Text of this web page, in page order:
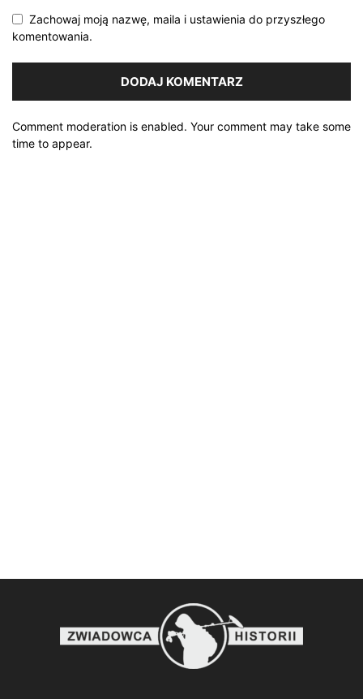
Zachowaj moją nazwę, maila i ustawienia do przyszłego
komentowania.
Comment moderation is enabled. Your comment may take some
time to appear.